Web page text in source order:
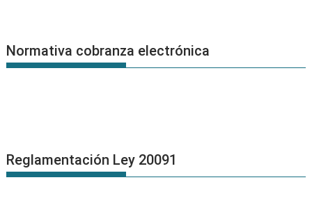
Normativa cobranza electrónica
Reglamentación Ley 20091